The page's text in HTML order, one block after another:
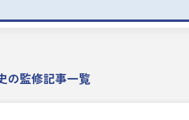
の監修記事一覧